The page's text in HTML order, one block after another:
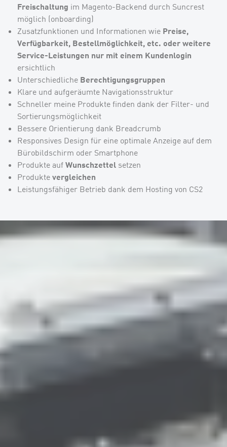
Freischaltung im Magento-Backend durch Suncrest
möglich (onboarding)
Zusatzfunktionen und Informationen wie Preise,
Verfügbarkeit, Bestellmöglichkeit, etc. oder weitere
Service-Leistungen nur mit einem Kundenlogin
ersichtlich
Unterschiedliche Berechtigungsgruppen
Klare und aufgeräumte Navigationsstruktur
Schneller meine Produkte finden dank der Filter- und
Sortierungsmöglichkeit
Bessere Orientierung dank Breadcrumb
Responsives Design für eine optimale Anzeige auf dem
Bürobildschirm oder Smartphone
Produkte auf Wunschzettel setzen
Produkte vergleichen
Leistungsfähiger Betrieb dank dem Hosting von CS2